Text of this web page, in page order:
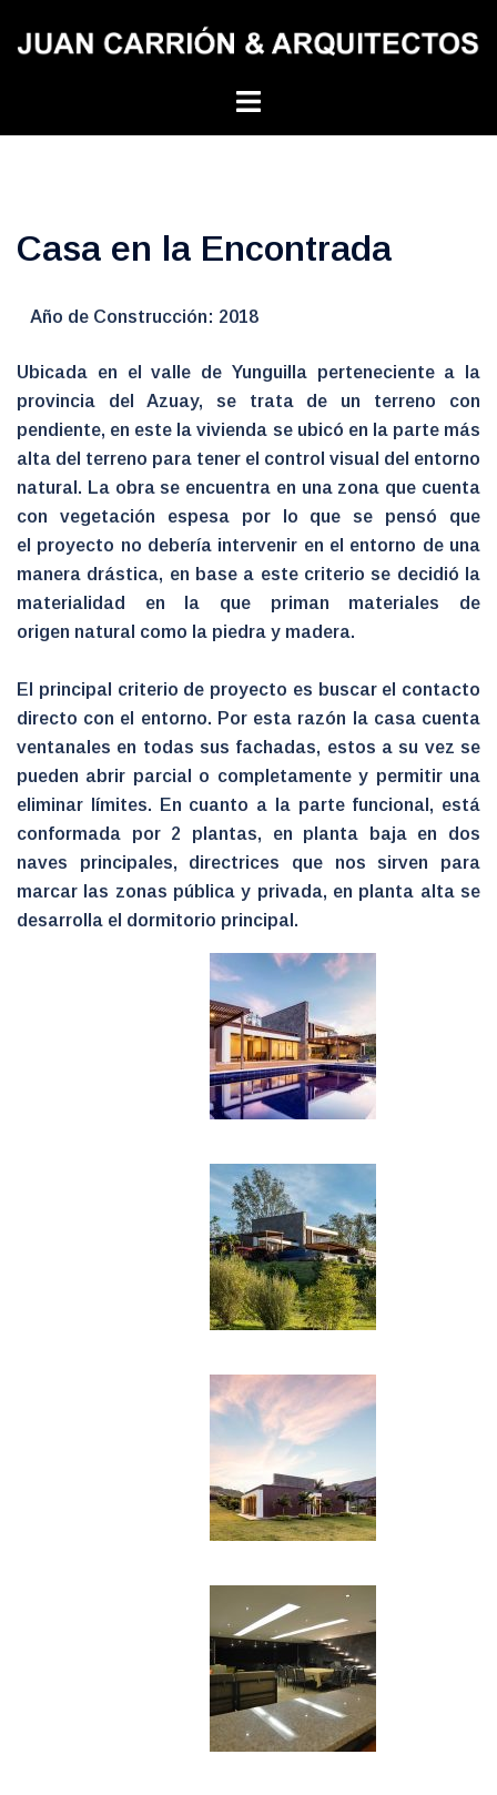
Toggle
Casa en la Encontrada
Año de Construcción: 2018
Ubicada en el valle de Yunguilla perteneciente a la
provincia del Azuay, se trata de un terreno con
pendiente, en este la vivienda se ubicó en la parte más
alta del terreno para tener el control visual del entorno
natural. La obra se encuentra en una zona que cuenta
con vegetación espesa por lo que se pensó que
el proyecto no debería intervenir en el entorno de una
manera drástica, en base a este criterio se decidió la
materialidad en la que priman materiales de
origen natural como la piedra y madera.
El principal criterio de proyecto es buscar el contacto
directo con el entorno. Por esta razón la casa cuenta
ventanales en todas sus fachadas, estos a su vez se
pueden abrir parcial o completamente y permitir una
eliminar límites. En cuanto a la parte funcional, está
conformada por 2 plantas, en planta baja en dos
naves principales, directrices que nos sirven para
marcar las zonas pública y privada, en planta alta se
desarrolla el dormitorio principal.